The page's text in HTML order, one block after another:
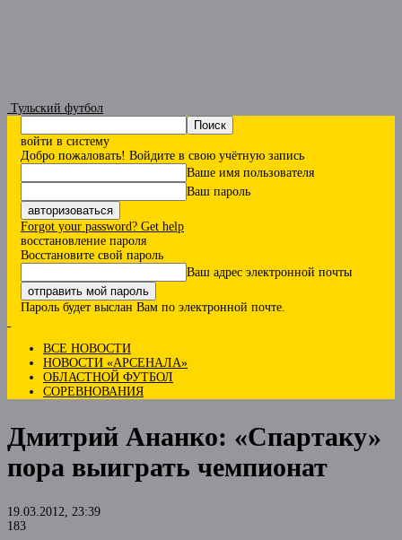
Тульский футбол
войти в систему
Добро пожаловать! Войдите в свою учётную запись
Ваше имя пользователя
Ваш пароль
Forgot your password? Get help
восстановление пароля
Восстановите свой пароль
Ваш адрес электронной почты
Пароль будет выслан Вам по электронной почте.
ВСЕ НОВОСТИ
НОВОСТИ «АРСЕНАЛА»
ОБЛАСТНОЙ ФУТБОЛ
СОРЕВНОВАНИЯ
Дмитрий Ананко: «Спартаку»
пора выиграть чемпионат
19.03.2012, 23:39
183